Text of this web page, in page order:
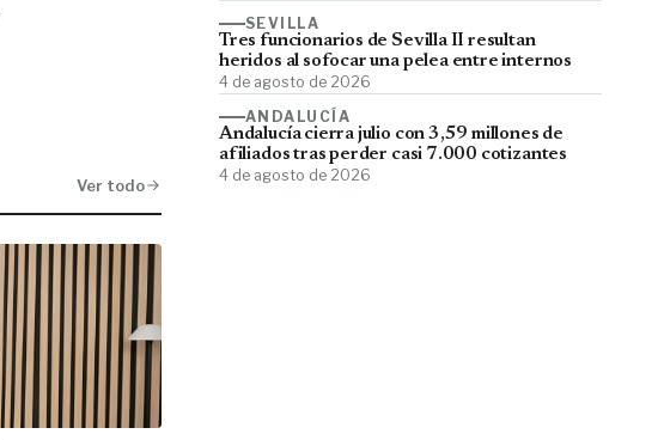
Ver todo
SEVILLA
Tres funcionarios de Sevilla II resultan
heridos al sofocar una pelea entre internos
4 de agosto de 2026
ANDALUCÍA
Andalucía cierra julio con 3,59 millones de
afiliados tras perder casi 7.000 cotizantes
4 de agosto de 2026